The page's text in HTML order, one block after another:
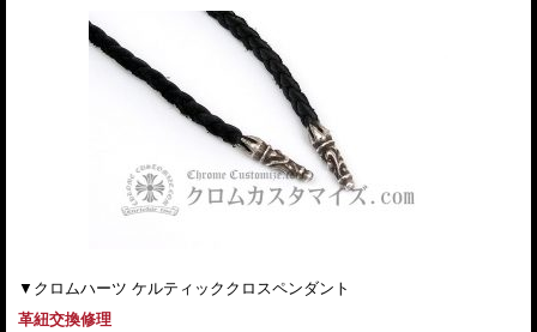
▼クロムハーツ ケルティッククロスペンダント
革紐交換修理